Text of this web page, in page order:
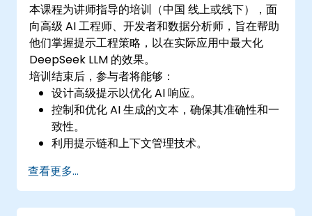
本课程为讲师指导的培训（中国 线上或线下），面
向高级 AI 工程师、开发者和数据分析师，旨在帮助
他们掌握提示工程策略，以在实际应用中最大化
DeepSeek LLM 的效果。
培训结束后，参与者将能够：
设计高级提示以优化 AI 响应。
控制和优化 AI 生成的文本，确保其准确性和一
致性。
利用提示链和上下文管理技术。
查看更多...